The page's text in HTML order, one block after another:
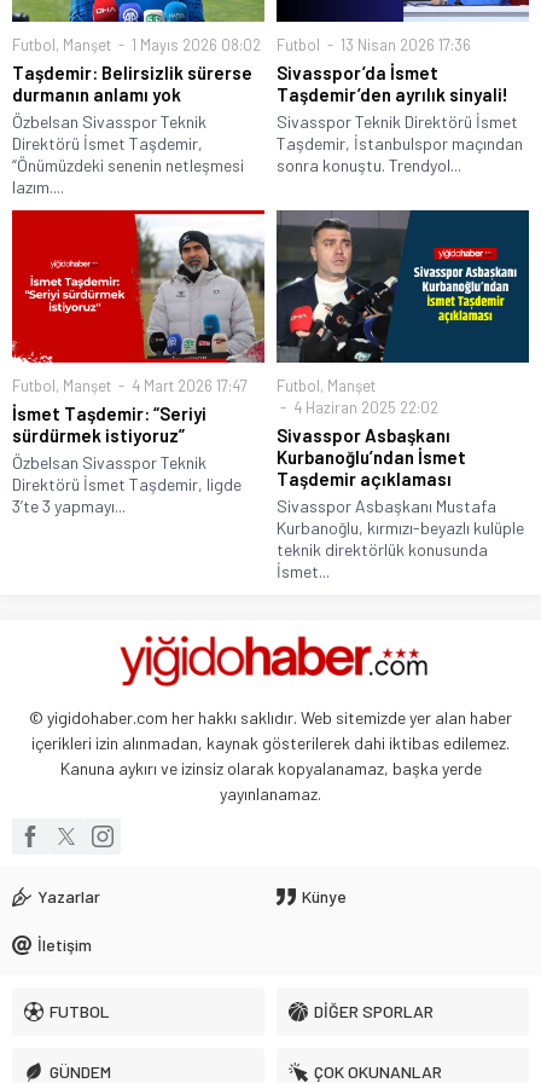
Futbol, Manşet 1 Mayıs 2026 08:02
Taşdemir: Belirsizlik sürerse
durmanın anlamı yok
Özbelsan Sivasspor Teknik
Direktörü İsmet Taşdemir,
“Önümüzdeki senenin netleşmesi
lazım....
Futbol 13 Nisan 2026 17:36
Sivasspor’da İsmet
Taşdemir’den ayrılık sinyali!
Sivasspor Teknik Direktörü İsmet
Taşdemir, İstanbulspor maçından
sonra konuştu. Trendyol...
Futbol, Manşet 4 Mart 2026 17:47
İsmet Taşdemir: “Seriyi
sürdürmek istiyoruz”
Özbelsan Sivasspor Teknik
Direktörü İsmet Taşdemir, ligde
3’te 3 yapmayı...
Futbol, Manşet
4 Haziran 2025 22:02
Sivasspor Asbaşkanı
Kurbanoğlu’ndan İsmet
Taşdemir açıklaması
Sivasspor Asbaşkanı Mustafa
Kurbanoğlu, kırmızı-beyazlı kulüple
teknik direktörlük konusunda
İsmet...
© yigidohaber.com her hakkı saklıdır. Web sitemizde yer alan haber
içerikleri izin alınmadan, kaynak gösterilerek dahi iktibas edilemez.
Kanuna aykırı ve izinsiz olarak kopyalanamaz, başka yerde
yayınlanamaz.
Yazarlar Künye
İletişim
FUTBOL DİĞER SPORLAR
GÜNDEM ÇOK OKUNANLAR